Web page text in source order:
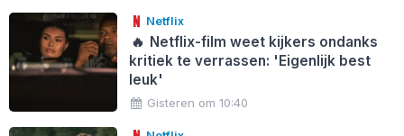
Netflix
🔥 Netflix-film weet kijkers ondanks
kritiek te verrassen: 'Eigenlijk best
leuk'
Gisteren om 10:40